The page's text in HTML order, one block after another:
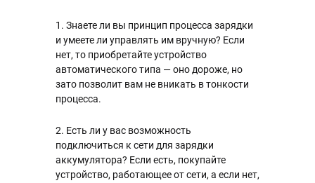
1. Знаете ли вы принцип процесса зарядки
и умеете ли управлять им вручную? Если
нет, то приобретайте устройство
автоматического типа — оно дороже, но
зато позволит вам не вникать в тонкости
процесса.
2. Есть ли у вас возможность
подключиться к сети для зарядки
аккумулятора? Если есть, покупайте
устройство, работающее от сети, а если нет,